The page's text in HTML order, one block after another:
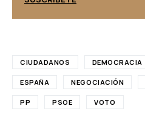
CIUDADANOS DEMOCRACIA
ESPAÑA NEGOCIACIÓN
PP PSOE VOTO